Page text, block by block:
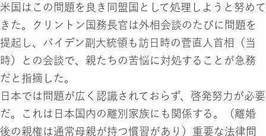
米国はこの問題を良き同盟国として処理しようと努めて
きた。クリントン国務長官は外相会談のたびに問題を
提起し、バイデン副大統領も訪日時の菅直人首相（当
時）との会談で、親たちの苦悩に対処することが急務
だと指摘した。
日本では問題が広く認識されておらず、啓発努力が必要
だ。これは日本国内の離別家族にも関係する。（離婚
後の親権は通常母親が持つ慣習があり）重要な法律問